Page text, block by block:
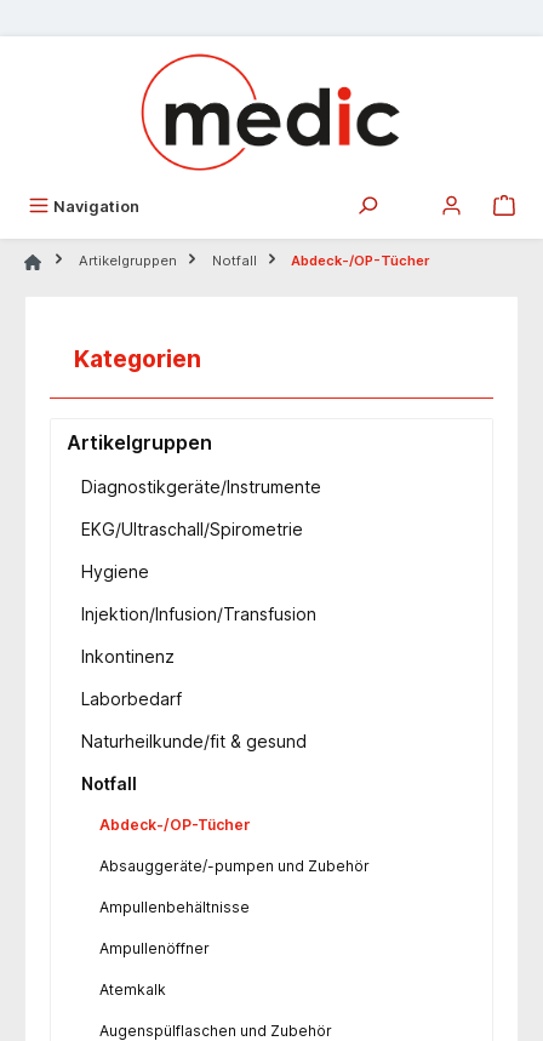
Navigation
Artikelgruppen Notfall Abdeck-/OP-Tücher
Kategorien
Artikelgruppen
Diagnostikgeräte/Instrumente
EKG/Ultraschall/Spirometrie
Hygiene
Injektion/Infusion/Transfusion
Inkontinenz
Laborbedarf
Naturheilkunde/fit & gesund
Notfall
Abdeck-/OP-Tücher
Absauggeräte/-pumpen und Zubehör
Ampullenbehältnisse
Ampullenöffner
Atemkalk
Augenspülflaschen und Zubehör